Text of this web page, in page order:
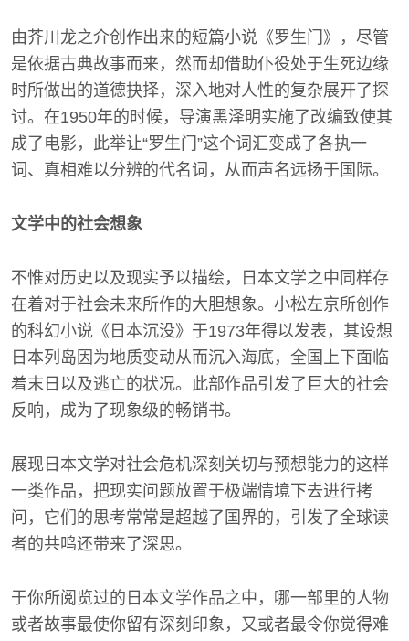
由芥川龙之介创作出来的短篇小说《罗生门》，尽管
是依据古典故事而来，然而却借助仆役处于生死边缘
时所做出的道德抉择，深入地对人性的复杂展开了探
讨。在1950年的时候，导演黑泽明实施了改编致使其
成了电影，此举让“罗生门”这个词汇变成了各执一
词、真相难以分辨的代名词，从而声名远扬于国际。
文学中的社会想象
不惟对历史以及现实予以描绘，日本文学之中同样存
在着对于社会未来所作的大胆想象。小松左京所创作
的科幻小说《日本沉没》于1973年得以发表，其设想
日本列岛因为地质变动从而沉入海底，全国上下面临
着末日以及逃亡的状况。此部作品引发了巨大的社会
反响，成为了现象级的畅销书。
展现日本文学对社会危机深刻关切与预想能力的这样
一类作品，把现实问题放置于极端情境下去进行拷
问，它们的思考常常是超越了国界的，引发了全球读
者的共鸣还带来了深思。
于你所阅览过的日本文学作品之中，哪一部里的人物
或者故事最使你留有深刻印象，又或者最令你觉得难